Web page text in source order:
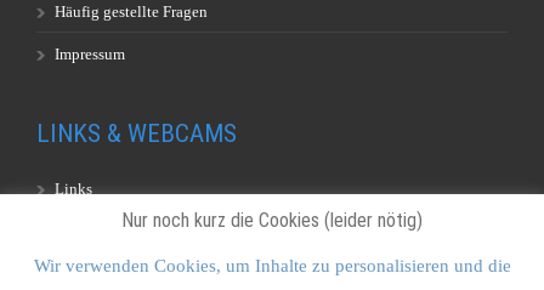
Häufig gestellte Fragen
Impressum
LINKS & WEBCAMS
Links
Nur noch kurz die Cookies (leider nötig)
Wir verwenden Cookies, um Inhalte zu personalisieren und die